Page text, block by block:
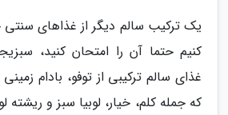
یک ترکیب سالم دیگر از غذاهای
کنیم حتما آن را امتحان کنید،
غذای سالم ترکیبی از توفو، بادام
که جمله کلم، خیار، لوبیا سبز و ریشته